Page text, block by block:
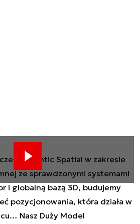
Niantic Spatial w zakresie
ze sprawdzonymi systemami
i globalną bazą 3D, budujemy
pozycjonowania, która działa w
Nasz Duży Model